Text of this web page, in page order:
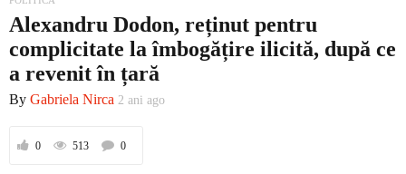
Alexandru Dodon, reținut pentru
complicitate la îmbogățire ilicită, după ce
a revenit în țară
By Gabriela Nirca 2 ani ago
0 513 0